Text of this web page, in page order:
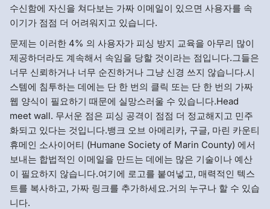
수신함에 자신을 쳐다보는 가짜 이메일이 있으면 사용자를 속
이기가 점점 더 어려워지고 있습니다.
문제는 이러한 4% 의 사용자가 피싱 방지 교육을 아무리 많이
제공하더라도 계속해서 속임을 당할 것이라는 점입니다.그들은
너무 신뢰하거나 너무 순진하거나 그냥 신경 쓰지 않습니다.시
스템에 침투하는 데에는 단 한 번의 클릭 또는 단 한 번의 가짜
웹 양식이 필요하기 때문에 실망스러울 수 있습니다.Head
meet wall. 무서운 점은 피싱 공격이 점점 더 정교해지고 민주
화되고 있다는 것입니다.뱅크 오브 아메리카, 구글, 마린 카운티
휴메인 소사이어티 (Humane Society of Marin County) 에서
보내는 합법적인 이메일을 만드는 데에는 많은 기술이나 예산
이 필요하지 않습니다.여기에 로고를 붙여넣고, 매력적인 텍스
트를 복사하고, 가짜 링크를 추가하세요.거의 누구나 할 수 있습
니다.